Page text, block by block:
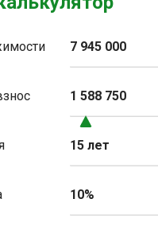
7 945 000
1 588 750
15 лет
10%